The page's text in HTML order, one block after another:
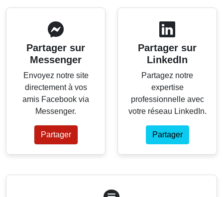
Partager sur
Messenger
Envoyez notre site
directement à vos
amis Facebook via
Messenger.
Partager
Partager sur
LinkedIn
Partagez notre
expertise
professionnelle avec
votre réseau LinkedIn.
Partager